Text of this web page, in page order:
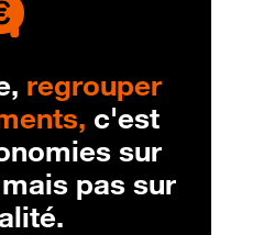
regrouper
c'est
sur
pas sur